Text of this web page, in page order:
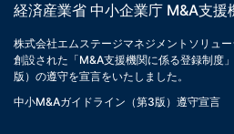
経済産業省 中小企業庁 M&A支援
株式会社エムステージマネジメントソリュ
創設された「M&A支援機関に係る登録制度
版）の遵守を宣言をいたしました。
中小M&Aガイドライン（第3版）遵守宣言